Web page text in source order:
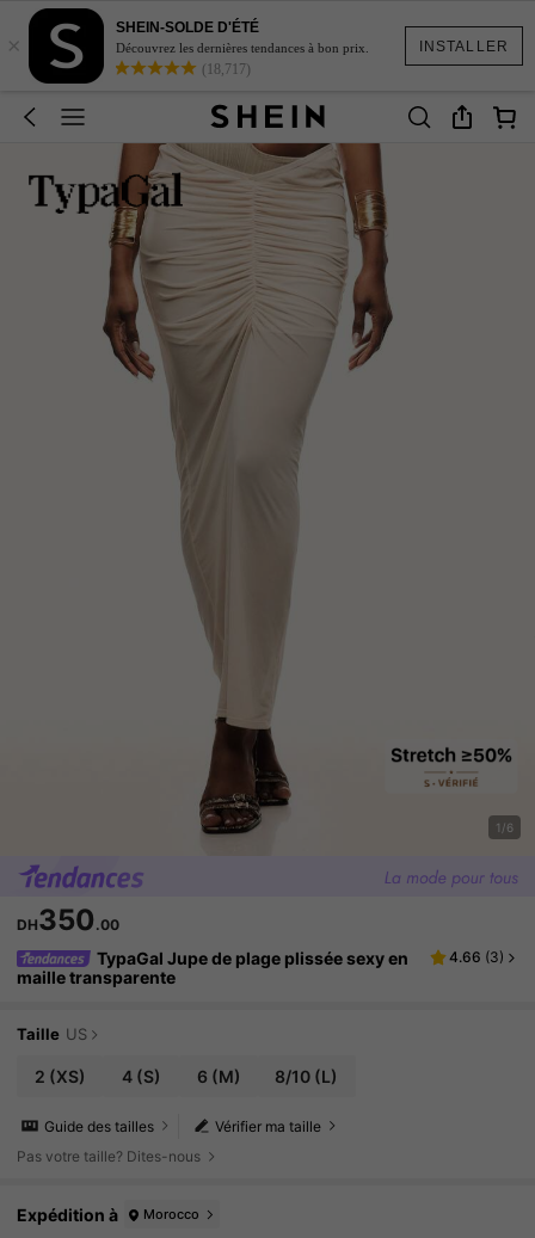
INSTALLER
×
SHEIN-SOLDE D'ÉTÉ
Découvrez les dernières tendances à bon prix.
(18,717)
1/6
DH350.00
TypaGal Jupe de plage plissée sexy en
maille transparente
4.66 (3)
Taille US
2 (XS) 4(S) 6 (M) 8/10 (L)
Vérifier ma taille
Guide des tailles
Pas votre taille? Dites-nous
Expédition à Morocco